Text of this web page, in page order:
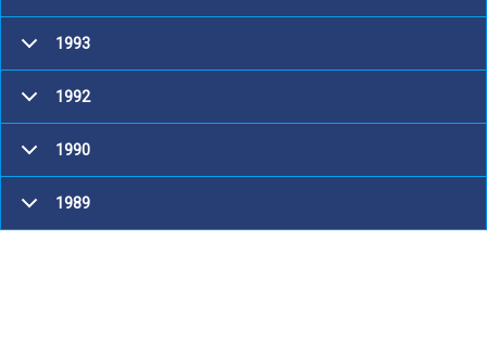
1993
1992
1990
1989